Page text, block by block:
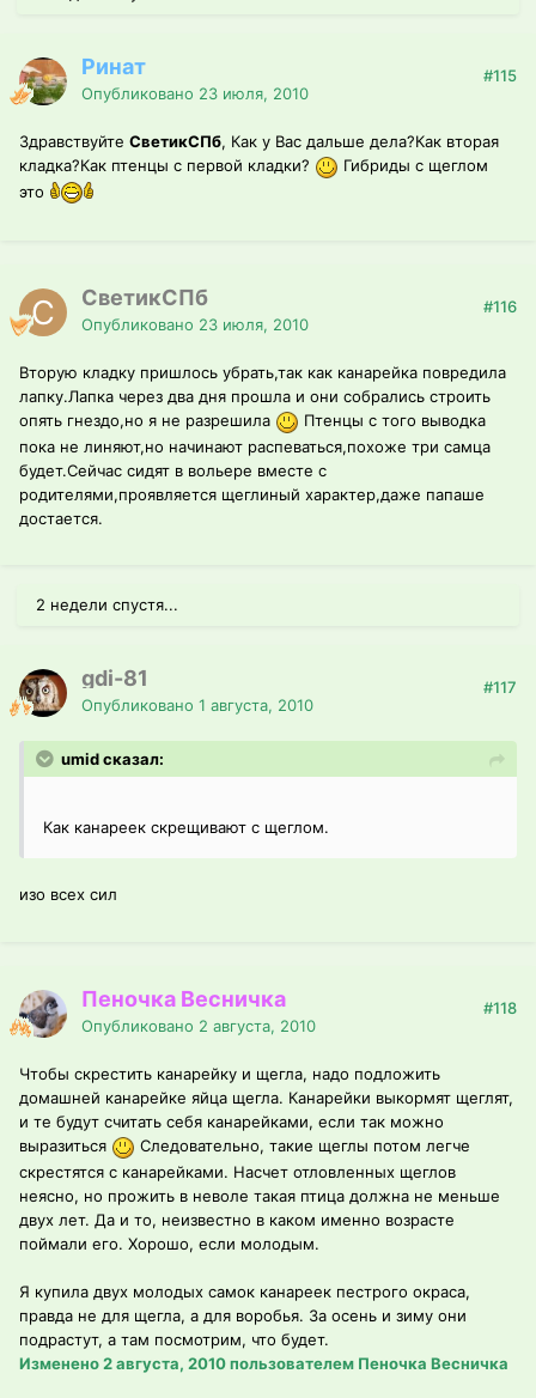
Ринат
Опубликовано 23 июля, 2010
#115
Здравствуйте СветикСПб, Как у Вас дальше дела?Как вторая
кладка?Как птенцы с первой кладки?
Гибриды с щеглом
это
СветикСПб
Опубликовано 23 июля, 2010
#116
Вторую кладку пришлось убрать,так как канарейка повредила
лапку.Лапка через два дня прошла и они собрались строить
опять гнездо,но я не разрешила
Птенцы с того выводка
пока не линяют,но начинают распеваться,похоже три самца
будет.Сейчас сидят в вольере вместе с
родителями,проявляется щеглиный характер,даже папаше
достается.
2 недели спустя...
gdi-81
Опубликовано 1 августа, 2010
#117
umid сказал:
Как канареек скрещивают с щеглом.
изо всех сил
Пеночка Весничка
Опубликовано 2 августа, 2010
#118
Чтобы скрестить канарейку и щегла, надо подложить
домашней канарейке яйца щегла. Канарейки выкормят щеглят,
и те будут считать себя канарейками, если так можно
выразиться
Следовательно, такие щеглы потом легче
скрестятся с канарейками. Насчет отловленных щеглов
неясно, но прожить в неволе такая птица должна не меньше
двух лет. Да и то, неизвестно в каком именно возрасте
поймали его. Хорошо, если молодым.
Я купила двух молодых самок канареек пестрого окраса,
правда не для щегла, а для воробья. За осень и зиму они
подрастут, а там посмотрим, что будет.
Изменено2 августа, 2010пользователем Пеночка Весничка